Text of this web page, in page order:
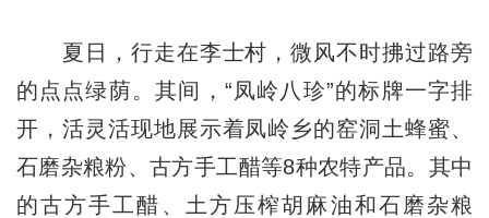
夏日，行走在李士村，微风不时拂过路旁
的点点绿荫。其间，“凤岭八珍”的标牌一字排
开，活灵活现地展示着凤岭乡的窑洞土蜂蜜、
石磨杂粮粉、古方手工醋等8种农特产品。其中
的古方手工醋、土方压榨胡麻油和石磨杂粮